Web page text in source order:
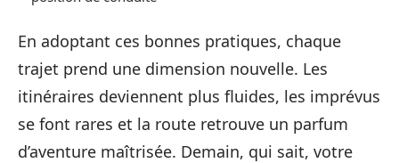
En adoptant ces bonnes pratiques, chaque
trajet prend une dimension nouvelle. Les
itinéraires deviennent plus fluides, les imprévus
se font rares et la route retrouve un parfum
d’aventure maîtrisée. Demain, qui sait, votre